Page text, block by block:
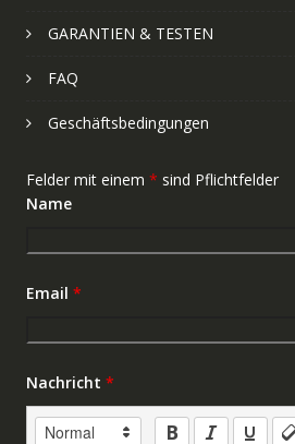
GARANTIEN & TESTEN
FAQ
Geschäftsbedingungen
Felder mit einem * sind Pflichtfelder
Name
Email *
Nachricht *